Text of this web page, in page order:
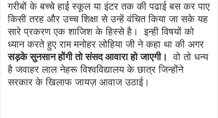
गरीबों के बच्चे हाई स्कूल या इंटर तक की पढाई बस कर पाए
किसी तरह और उच्च शिक्षा से उन्हें वंचित किया जा सके यह
सारे प्रकरण एक शाजिश के हिस्से है। इन्ही विषयों को
ध्यान करते हुए राम मनोहर लोहिया जी ने कहा था की अगर
सड़के सुनसान होंगी तो संसद आवारा हो जाएगी। वो तो धन्य
है जवाहर लाल नेहरू विश्वविद्यालय के छात्र जिन्होंने
सरकार के खिलाफ जायज़ आवाज उठाई।